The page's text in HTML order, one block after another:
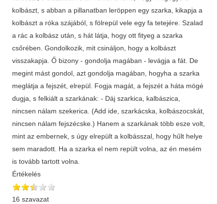
kolbászt, s abban a pillanatban leröppen egy szarka, kikapja a
kolbászt a róka szájából, s fölrepül vele egy fa tetejére. Szalad
a rác a kolbász után, s hát látja, hogy ott fityeg a szarka
csőrében. Gondolkozik, mit csináljon, hogy a kolbászt
visszakapja. Ő bizony - gondolja magában - levágja a fát. De
megint mást gondol, azt gondolja magában, hogyha a szarka
meglátja a fejszét, elrepül. Fogja magát, a fejszét a háta mögé
dugja, s felkiált a szarkának: - Dáj szarkica, kalbászica,
nincsen nálam szekerica. (Add ide, szarkácska, kolbászocskát,
nincsen nálam fejszécske.) Hanem a szarkának több esze volt,
mint az embernek, s úgy elrepült a kolbásszal, hogy hűlt helye
sem maradott. Ha a szarka el nem repült volna, az én mesém
is tovább tartott volna.
Értékelés
16 szavazat